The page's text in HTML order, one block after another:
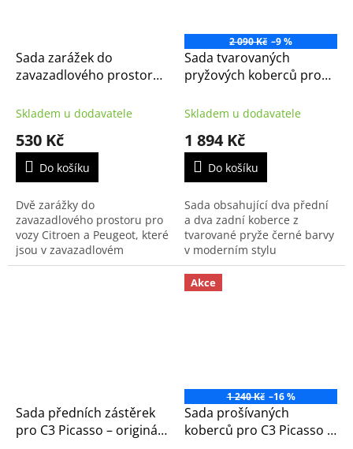
Sada zarážek do
zavazadlového prostoru
(9414EE)
Skladem u dodavatele
530 Kč
Do košíku
Dvě zarážky do
zavazadlového prostoru pro
vozy Citroen a Peugeot, které
jsou v zavazadlovém
prostoru vybavené
2 090 Kč –9 %
Sada tvarovaných
pryžových koberců pro
Citroen (1609350580)
Skladem u dodavatele
1 894 Kč
Do košíku
Sada obsahující dva přední
a dva zadní koberce z
tvarované pryže černé barvy
v moderním stylu
automobilky Citroën
s výrazným logem
automobilky.
Sada předních zástěrek
pro C3 Picasso – originál
Akce
1 240 Kč –16 %
Sada prošívaných
koberců pro C3 Picasso -